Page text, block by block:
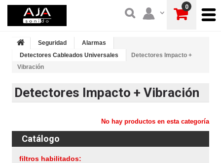
0
Seguridad
Alarmas
Detectores Cableados Universales
Detectores Impacto +
Vibración
Detectores Impacto + Vibración
No hay productos en esta categoría
Catálogo
filtros habilitados: